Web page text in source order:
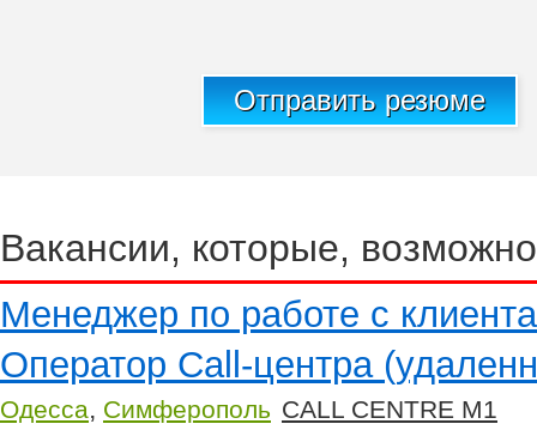
Отправить резюме
Вакансии, которые,
Менеджер по работе с
Оператор Call-центра
Одесса, Симферополь CALL CENTRE M1